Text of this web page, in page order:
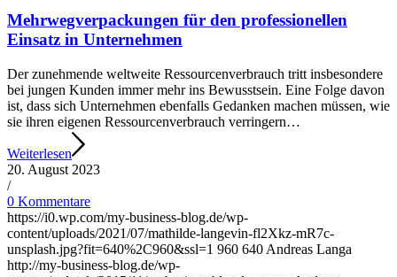
Mehrwegverpackungen für den professionellen
Einsatz in Unternehmen
Der zunehmende weltweite Ressourcenverbrauch tritt insbesondere
bei jungen Kunden immer mehr ins Bewusstsein. Eine Folge davon
ist, dass sich Unternehmen ebenfalls Gedanken machen müssen, wie
sie ihren eigenen Ressourcenverbrauch verringern…
Weiterlesen
20. August 2023
/
0 Kommentare
https://i0.wp.com/my-business-blog.de/wp-
content/uploads/2021/07/mathilde-langevin-fl2Xkz-mR7c-
unsplash.jpg?fit=640%2C960&ssl=1 960 640 Andreas Langa
http://my-business-blog.de/wp-